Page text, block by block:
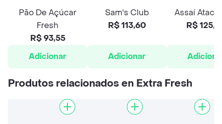
Pão De Açúcar
Fresh
R$ 93,55
Adicionar
Sam's Club
R$ 113,60
Adicionar
Assaí
R$
Produtos relacionados en Extra Fresh